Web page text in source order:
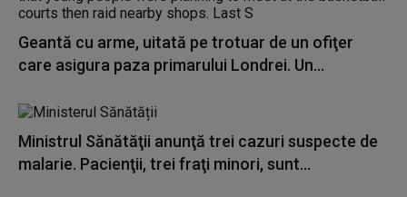
Geantă cu arme, uitată pe trotuar de un ofiţer
care asigura paza primarului Londrei. Un...
Ministrul Sănătăţii anunţă trei cazuri suspecte de
malarie. Pacienţii, trei fraţi minori, sunt...